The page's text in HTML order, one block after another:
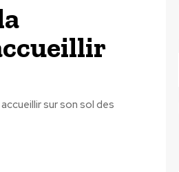
sur son sol des